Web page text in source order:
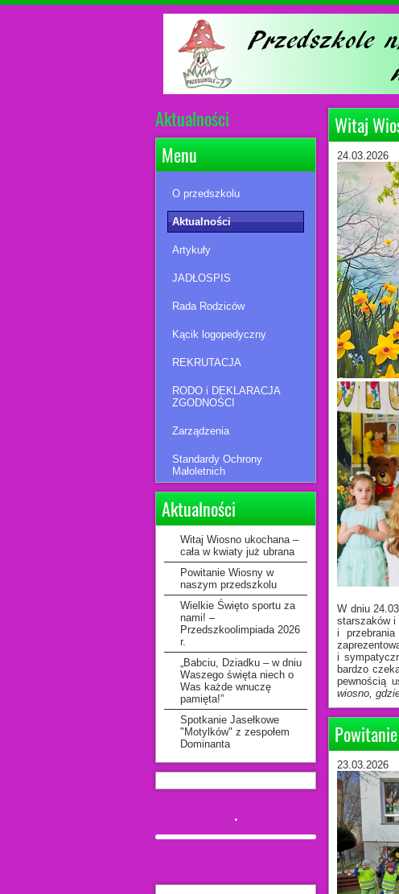
Aktualności
Menu
O przedszkolu
Aktualności
Artykuły
JADŁOSPIS
Rada Rodziców
Kącik logopedyczny
REKRUTACJA
RODO i DEKLARACJA
ZGODNOŚCI
Zarządzenia
Standardy Ochrony
Małoletnich
Aktualności
Witaj Wiosno ukochana –
cała w kwiaty już ubrana
Powitanie Wiosny w
naszym przedszkolu
Wielkie Święto sportu za
nami! –
Przedszkoolimpiada 2026
r.
„Babciu, Dziadku – w dniu
Waszego święta niech o
Was każde wnuczę
pamięta!”
Spotkanie Jasełkowe
"Motylków" z zespołem
Dominanta
.
Witaj
24.03.2026
W dniu
starszaków i
i
i
bardzo
pewnością
wiosno,
23.03.2026